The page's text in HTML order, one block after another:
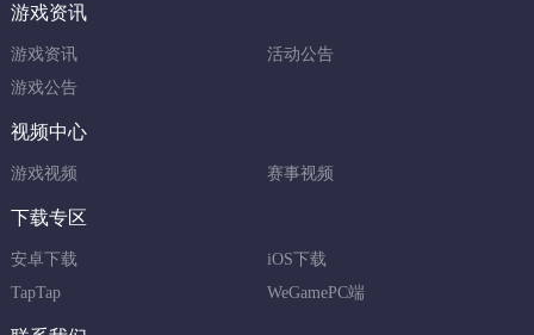
游戏资讯
游戏资讯
活动公告
游戏公告
视频中心
游戏视频 赛事视频
下载专区
安卓下载
iOS下载
TapTap
WeGamePC端